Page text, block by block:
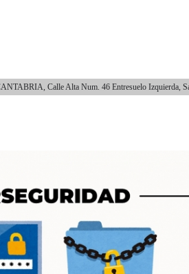
, Calle Alta Num. 46 Entresuelo Izquierda,